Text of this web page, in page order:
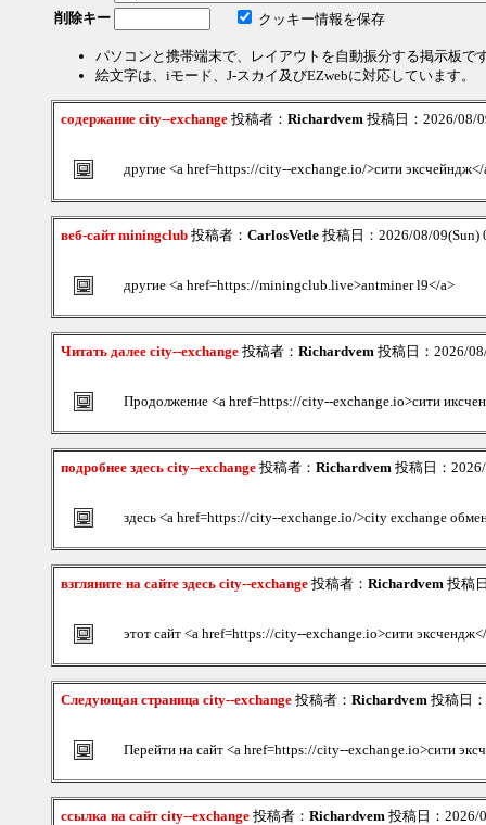
削除キー
クッキー情報を保存
パソコンと携帯端末で、レイアウトを自動振分する掲示板で
絵文字は、iモード、J-スカイ及びEZwebに対応しています。
содержание city--exchange 投稿者： Richardvem 投稿日：2026/08/
другие <a href=https://city--exchange.io/>сити эксчейндж</
веб-сайт miningclub 投稿者： CarlosVetle 投稿日：2026/08/
другие <a href=https://miningclub.live>antminer l9</a>
Читать далее city--exchange 投稿者： Richardvem 投稿日：2026/
Продолжение <a href=https://city--exchange.io>сити
подробнее здесь city--exchange 投稿者： Richardvem 投稿日：
здесь <a href=https://city--exchange.io/>city exchange
взгляните на сайте здесь city--exchange 投稿者： Richardvem 投稿
этот сайт <a href=https://city--exchange.io>сити
Следующая страница city--exchange 投稿者： Richardvem 投稿日
Перейти на сайт <a href=https://city--exchange.io>сити
ссылка на сайт city--exchange 投稿者： Richardvem 投稿日：2026/